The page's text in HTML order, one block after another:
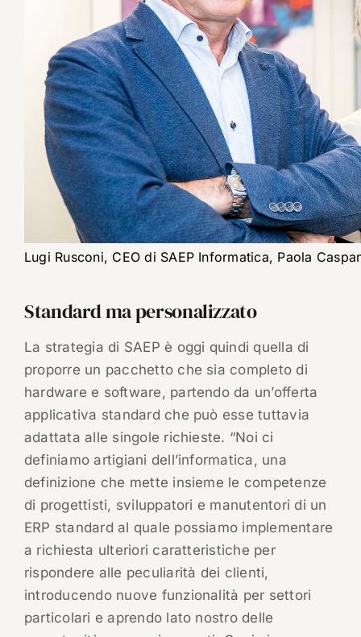
Lugi Rusconi, CEO di SAEP Informatica, Paola
Standard ma personalizzato
La strategia di SAEP è oggi quindi quella di
proporre un pacchetto che sia completo di
hardware e software, partendo da un’offerta
applicativa standard che può esse tuttavia
adattata alle singole richieste. “Noi ci
definiamo artigiani dell’informatica, una
definizione che mette insieme le competenze
di progettisti, sviluppatori e manutentori di un
ERP standard al quale possiamo implementare
a richiesta ulteriori caratteristiche per
rispondere alle peculiarità dei clienti,
introducendo nuove funzionalità per settori
particolari e aprendo lato nostro delle